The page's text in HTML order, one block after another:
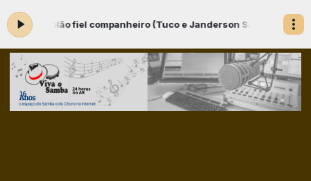
fiel companheiro (Tuco e Janderson Santos) - CD Na